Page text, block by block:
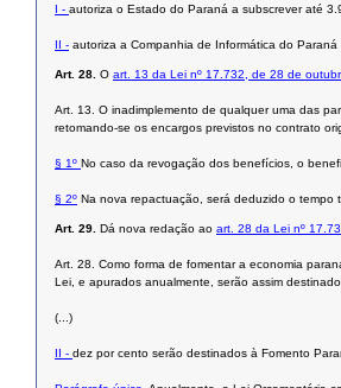
I - autoriza o Estado do Paraná a subscrever até
II - autoriza a Companhia de Informática do
Art. 28. O art. 13 da Lei nº 17.732, de 28 de
Art. 13. O inadimplemento de qualquer uma das
retomando-se os encargos previstos no contrato
§ 1º No caso da revogação dos benefícios, o
§ 2º Na nova repactuação, será deduzido o tempo
Art. 29. Dá nova redação ao art. 28 da Lei nº
Art. 28. Como forma de fomentar a economia
Lei, e apurados anualmente, serão assim
(...)
II - dez por cento serão destinados à Fomento